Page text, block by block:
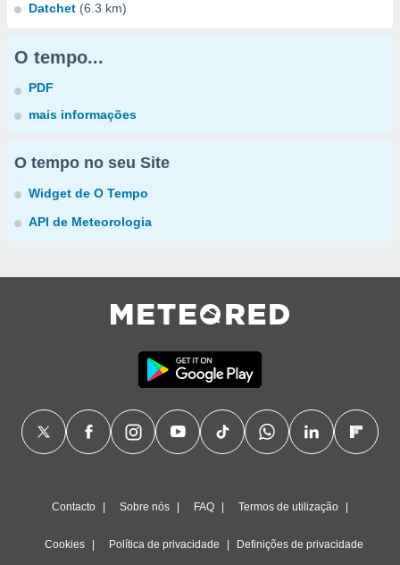
Datchet (6.3 km)
O tempo...
PDF
mais informações
O tempo no seu Site
Widget de O Tempo
API de Meteorologia
Contacto Sobre nós FAQ Termos de utilização
Cookies Política de privacidade Definições de privacidade